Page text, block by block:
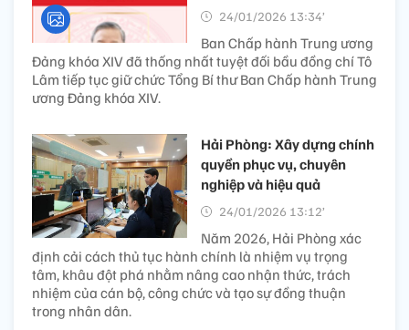
24/01/2026 13:34’
Ban Chấp hành Trung ương
Đảng khóa XIV đã thống nhất tuyệt đối bầu đồng chí Tô
Lâm tiếp tục giữ chức Tổng Bí thư Ban Chấp hành Trung
ương Đảng khóa XIV.
Hải Phòng: Xây dựng chính
quyền phục vụ, chuyên
nghiệp và hiệu quả
24/01/2026 13:12’
Năm 2026, Hải Phòng xác
định cải cách thủ tục hành chính là nhiệm vụ trọng
tâm, khâu đột phá nhằm nâng cao nhận thức, trách
nhiệm của cán bộ, công chức và tạo sự đồng thuận
trong nhân dân.